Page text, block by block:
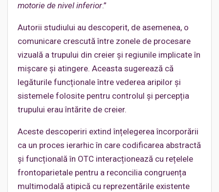
motorie de nivel inferior.”
Autorii studiului au descoperit, de asemenea, o
comunicare crescută între zonele de procesare
vizuală a trupului din creier și regiunile implicate în
mișcare și atingere. Aceasta sugerează că
legăturile funcționale între vederea aripilor și
sistemele folosite pentru controlul și percepția
trupului erau întărite de creier.
Aceste descoperiri extind înțelegerea încorporării
ca un proces ierarhic în care codificarea abstractă
și funcțională în OTC interacționează cu rețelele
frontoparietale pentru a reconcilia congruența
multimodală atipică cu reprezentările existente